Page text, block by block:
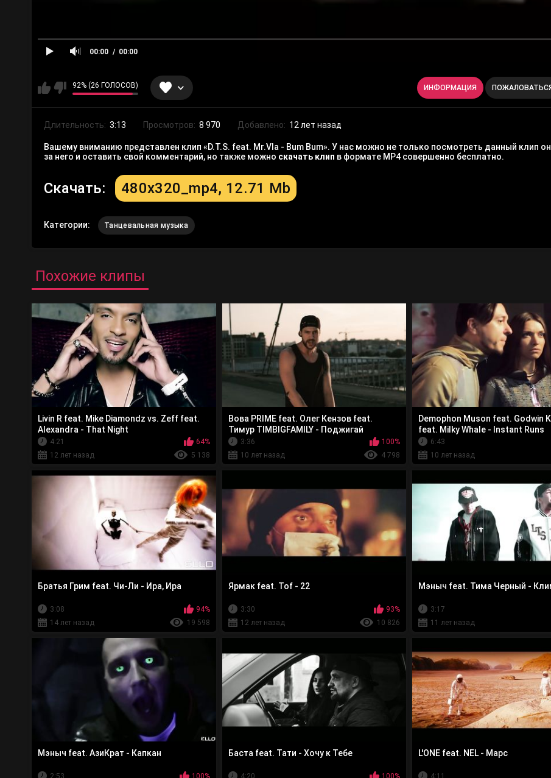
00:00 00:00
92% (26 ГОЛОСОВ) ИНФОРМАЦИЯ
Длительность: 3:13 Просмотров: 8 970 Добавлено: 12 лет назад
Вашему вниманию представлен клип «D.T.S. feat. Mr.Vla - Bum Bum». У нас можно не только посмотреть данный клип
за него и оставить свой комментарий, но также можно скачать клип в формате MP4 совершенно бесплатно.
Скачать: 480x320_mp4, 12.71 Mb
Категории: Танцевальная музыка
Похожие клипы
Livin R feat. Mike Diamondz vs. Zeff feat.
Alexandra - That Night
4:21
64%
12 лет назад
5 138
Вова PRIME feat. Олег Кензов feat.
Тимур TIMBIGFAMILY - Поджигай
3:36
100%
10 лет назад
4 798
Demophon Muson feat. Godwin
feat. Milky Whale - Instant Runs
6:43
10 лет назад
Братья Грим feat. Чи-Ли - Ира, Ира
3:08
94%
14 лет назад
19 598
Ярмак feat. Tof - 22
3:30
93%
12 лет назад
10 826
Мэныч feat. Тима Черный -
3:17
11 лет назад
Мэныч feat. АзиКрат - Капкан
2:53 100%
Баста feat. Тати - Хочу к Тебе
4:20 100%
L'ONE feat. NEL - Марс
4:11